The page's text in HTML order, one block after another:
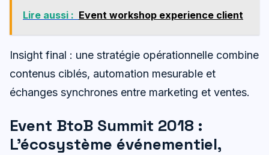
Lire aussi : Event workshop experience client
Insight final : une stratégie opérationnelle combine
contenus ciblés, automation mesurable et
échanges synchrones entre marketing et ventes.
Event BtoB Summit 2018 :
L’écosystème événementiel,